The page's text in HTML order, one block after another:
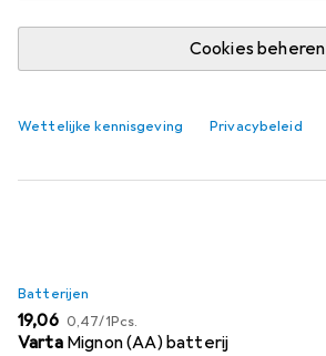
Cookies beheren
Wettelijke kennisgeving Privacybeleid
Batterijen
VartaLangdurige Macht
3666
Batterijen
EUR
19,06 EUR
0,47/1Pcs.
Varta Mignon (AA) batterij